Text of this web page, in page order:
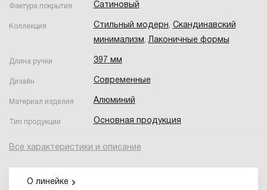
Фактура покрытия Сатиновый
Коллекция Стильный модерн, Скандинавский
минимализм,Лаконичные формы
Длина ручки 397 мм
Дизайн Современные
Материал изделия Алюминий
Тип продукции Основная продукция
Все характеристики и описание
О линейке